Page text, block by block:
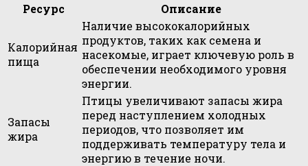
Ресурс
Описание
Калорийная
пища
Наличие высококалорийных
продуктов, таких как семена и
насекомые, играет ключевую роль в
обеспечении необходимого уровня
энергии.
Запасы
жира
Птицы увеличивают запасы жира
перед наступлением холодных
периодов, что позволяет им
поддерживать температуру тела и
энергию в течение ночи.